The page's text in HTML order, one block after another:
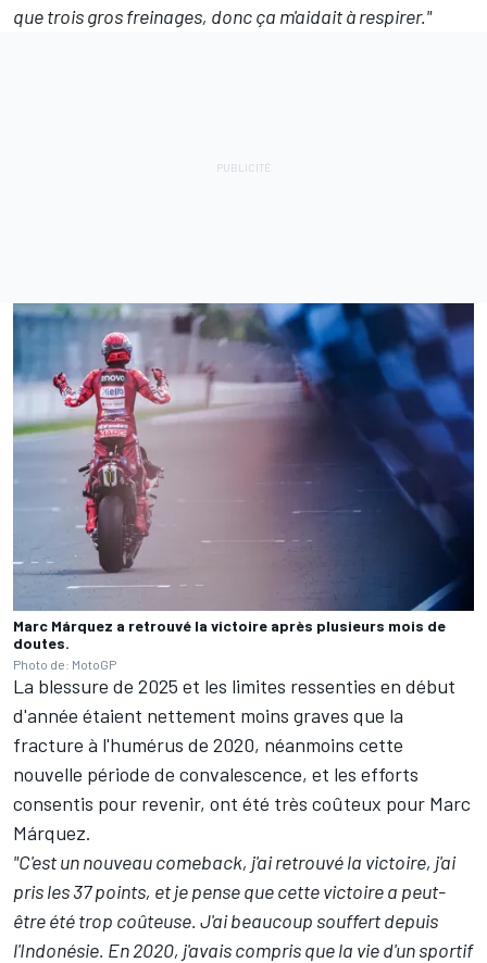
que trois gros freinages, donc ça m'aidait à respirer."
Marc Márquez a retrouvé la victoire après plusieurs mois de
doutes.
Photo de: MotoGP
La blessure de 2025 et les limites ressenties en début
d'année étaient nettement moins graves que la
fracture à l'humérus de 2020, néanmoins cette
nouvelle période de convalescence, et les efforts
consentis pour revenir, ont été très coûteux pour Marc
Márquez.
"C'est un nouveau comeback, j'ai retrouvé la victoire, j'ai
pris les 37 points, et je pense que cette victoire a peut-
être été trop coûteuse. J'ai beaucoup souffert depuis
l'Indonésie. En 2020, j'avais compris que la vie d'un sportif